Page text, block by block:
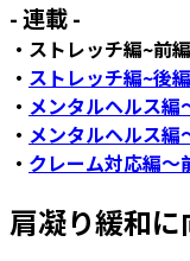
- 連載 -
・ストレッチ編~前
・ ストレッチ編~後
・ メンタルヘルス編
・ メンタルヘルス編
・ クレーム対応編～
肩凝り緩和